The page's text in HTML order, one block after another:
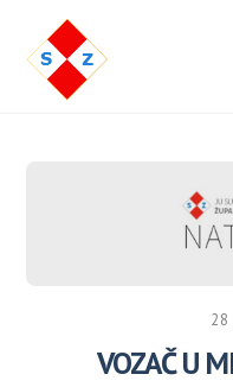
28
VOZAČ U